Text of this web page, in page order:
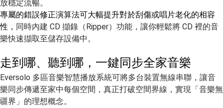
放穩定流暢。
專屬的錯誤修正演算法可大幅提升對於刮傷或唱片老化的相容
性， 同時內建 CD 擷錄（Ripper）功能， 讓你輕鬆將 CD 裡的音
樂快速擷取至儲存設備中。
走到哪、聽到哪，一鍵同步全家音樂
Eversolo 多區音樂智慧播放系統可將多台裝置無線串聯，讓音
樂同步傳遞至家中每個空間， 真正打破空間界線，實現「音樂無
疆界」的理想概念。